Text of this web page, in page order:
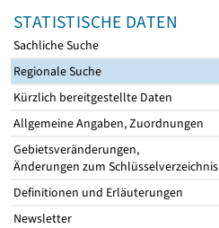
STATISTISCHE DATEN
Sachliche Suche
Regionale Suche
Kürzlich bereitgestellte Daten
Allgemeine Angaben, Zuordnungen
Gebietsveränderungen,
Änderungen zum Schlüsselverzeichnis
Definitionen und Erläuterungen
Newsletter